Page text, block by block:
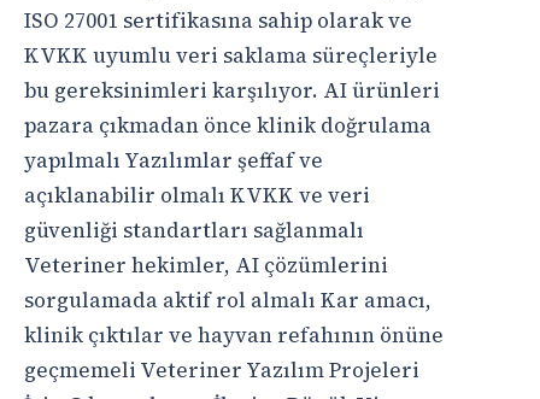
ISO 27001 sertifikasına sahip olarak ve
KVKK uyumlu veri saklama süreçleriyle
bu gereksinimleri karşılıyor. AI ürünleri
pazara çıkmadan önce klinik doğrulama
yapılmalı Yazılımlar şeffaf ve
açıklanabilir olmalı KVKK ve veri
güvenliği standartları sağlanmalı
Veteriner hekimler, AI çözümlerini
sorgulamada aktif rol almalı Kar amacı,
klinik çıktılar ve hayvan refahının önüne
geçmemeli Veteriner Yazılım Projeleri